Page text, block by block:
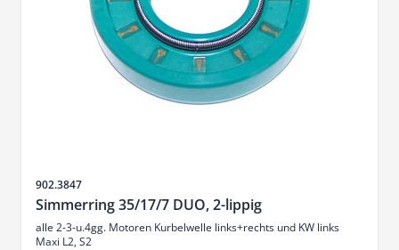
Sku
902.3847
Simmerring 35/17/7 DUO, 2-lippig
alle 2-3-u.4gg. Motoren Kurbelwelle links+rechts und KW links
Maxi L2, S2